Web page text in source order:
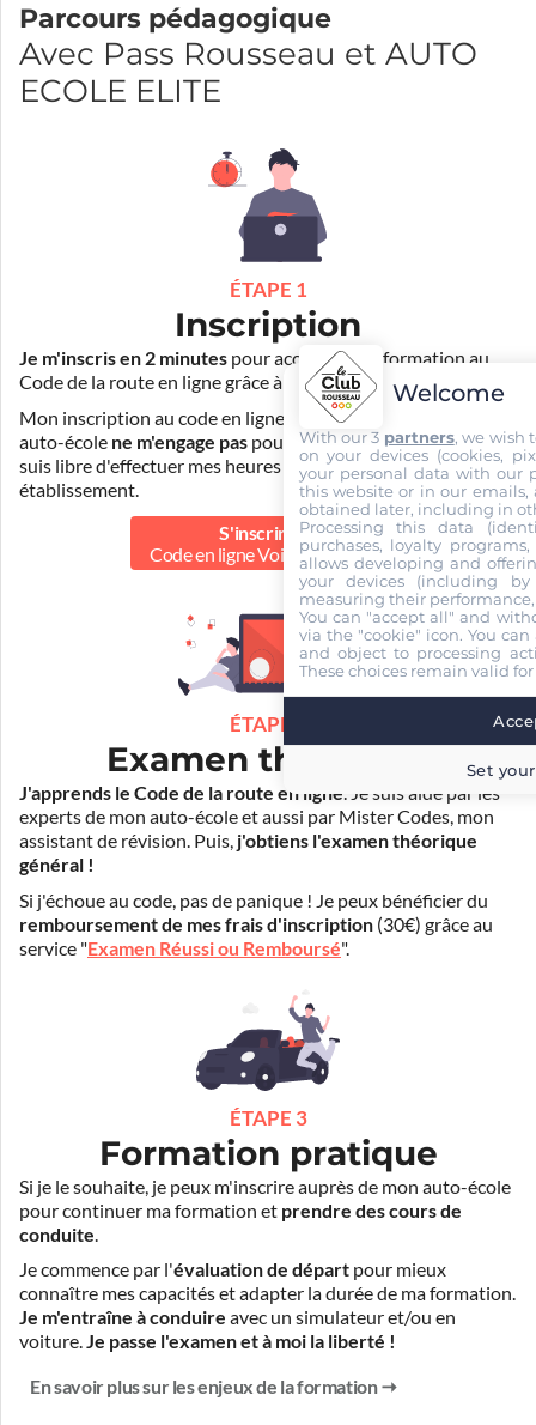
Parcours pédagogique
Avec Pass Rousseau et AUTO
ECOLE ELITE
ÉTAPE 1
Inscription
Je m'inscris en 2 minutes pour accéder à ma formation au
Code de la route en ligne grâce à
Pass Rousseau Voiture
Mon inscription au code en ligne voiture auprès de mon
auto-école ne m'engage pas pour la suite de ma formation. Je
suis libre d'effectuer mes heures de conduite dans un autre
établissement.
S'inscrire au
Code en ligne Voiture 50.00 €
ÉTAPE 2
Examen théorique
J'apprends le Code de la route en ligne. Je suis aidé par les
experts de mon auto-école et aussi par Mister Codes, mon
assistant de révision. Puis, j'obtiens l'examen théorique
général !
Si j'échoue au code, pas de panique ! Je peux bénéficier du
remboursement de mes frais d'inscription (30€) grâce au
service "Examen Réussi ou Remboursé".
ÉTAPE 3
Formation pratique
Si je le souhaite, je peux m'inscrire auprès de mon auto-école
pour continuer ma formation et prendre des cours de
conduite.
Je commence par l'évaluation de départ pour mieux
connaître mes capacités et adapter la durée de ma formation.
Je m'entraîne à conduire avec un simulateur et/ou en
voiture.Je passe l'examen et à moi la liberté !
En savoir plus sur les enjeux de la formation
Welcome
With our 3 partners, we wish
on your devices (cookies,
your personal data with our
this website or in our emails,
obtained later, including in
Processing this data
purchases, loyalty
allows developing and
your devices (including
measuring their
You can "accept all" and
via the "cookie" icon. You
and object to processing
These choices remain valid
Set